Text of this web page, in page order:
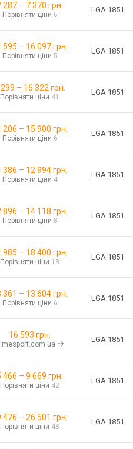
287 – 7 370 грн.
Порівняти ціни 6
LGA 1851
595 – 16 097грн.
Порівняти ціни 5
LGA 1851
– 16 322 грн.
Порівняти ціни 41
LGA 1851
206 – 15 900 грн.
Порівняти ціни 6
LGA 1851
386 – 12 994грн.
Порівняти ціни 4
LGA 1851
896 – 14 118 грн.
Порівняти ціни 8
LGA 1851
985 – 18 400 грн.
Порівняти ціни 13
LGA 1851
361 – 13 604грн.
Порівняти ціни 6
LGA 1851
16 593 грн. LGA 1851
466 – 9 669 грн.
Порівняти ціни 42
LGA 1851
476 – 26 501 грн.
Порівняти ціни 48
LGA 1851